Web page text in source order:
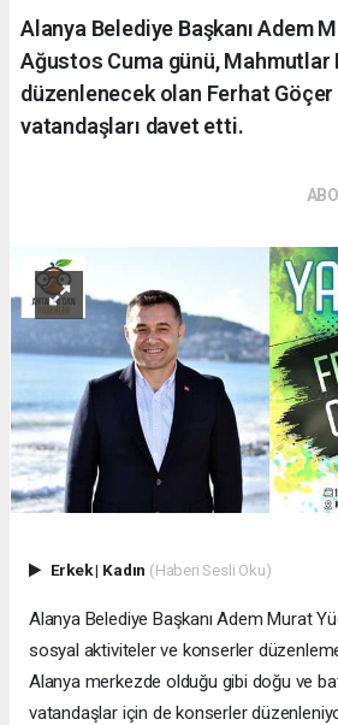
Alanya Belediye Başkanı Adem
Ağustos Cuma günü, Mahmutlar
düzenlenecek olan Ferhat
vatandaşları davet etti.
Erkek| Kadın (Haberi Sesli Oku)
Alanya Belediye Başkanı Adem Murat
sosyal aktiviteler ve konserler
Alanya merkezde olduğu gibi doğu ve
vatandaşlar için de konserler